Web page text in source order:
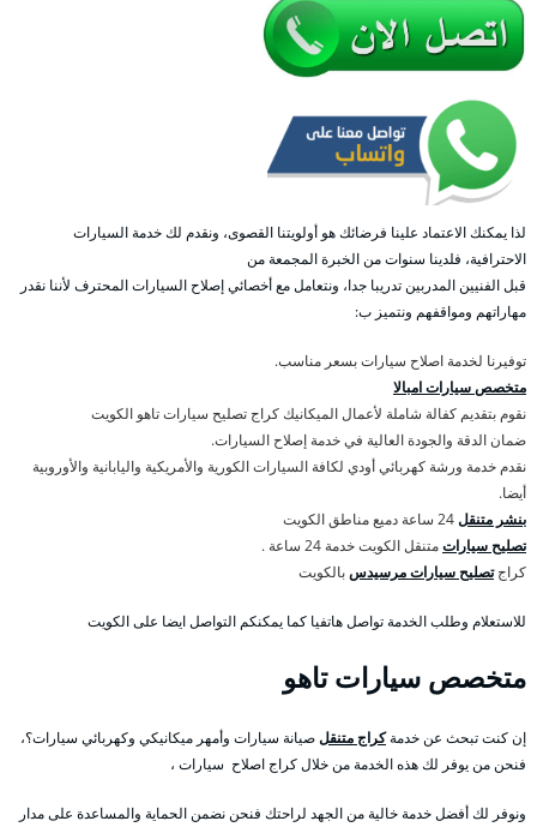
لذا يمكنك الاعتماد علينا فرضائك هو أولويتنا القصوى، ونقدم لك خدمة السيارات
الاحترافية، فلدينا سنوات من الخبرة المجمعة من
قبل الفنيين المدربين تدريبا جدا، ونتعامل مع أخصائي إصلاح السيارات المحترف لأننا نقدر
مهاراتهم ومواقفهم ونتميز ب:
توفيرنا لخدمة اصلاح سيارات بسعر مناسب.
متخصص سيارات امبالا
نقوم بتقديم كفالة شاملة لأعمال الميكانيك كراج تصليح سيارات تاهو الكويت
ضمان الدقة والجودة العالية في خدمة إصلاح السيارات.
نقدم خدمة ورشة كهربائي أودي لكافة السيارات الكورية والأمريكية واليابانية والأوروبية
أيضا.
بنشر متنقل
تصليح سياراتمتنقل الكويت خدمة 24 ساعة .
كراجتصليح سيارات مرسيدسبالكويت
للاستعلام وطلب الخدمة تواصل هاتفيا كما يمكنكم التواصل ايضا على الكويت
متخصص سيارات تاهو
إن كنت تبحث عن خدمةكراج متنقلصيانة سيارات وأمهر ميكانيكي وكهربائي سيارات؟،
فنحن من يوفر لك هذه الخدمة من خلال كراج اصلاح سيارات ،
ونوفر لك أفضل خدمة خالية من الجهد لراحتك فنحن نضمن الحماية والمساعدة على مدار